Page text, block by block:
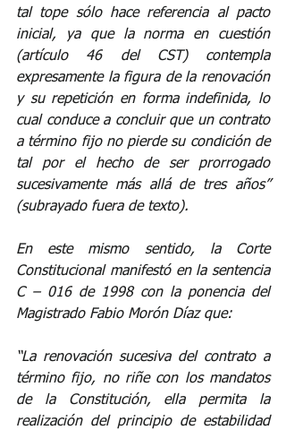
tal tope sólo hace referencia al pacto
inicial, ya que la norma en cuestión
(artículo 46 del CST) contempla
expresamente la figura de la renovación
y su repetición en forma indefinida, lo
cual conduce a concluir que un contrato
a término fijo no pierde su condición de
tal por el hecho de ser prorrogado
sucesivamente más allá de tres años”
(subrayado fuera de texto).
En este mismo sentido, la Corte
Constitucional manifestó en la sentencia
C – 016 de 1998 con la ponencia del
Magistrado Fabio Morón Díaz que:
“La renovación sucesiva del contrato a
término fijo, no riñe con los mandatos
de la Constitución, ella permita la
realización del principio de estabilidad